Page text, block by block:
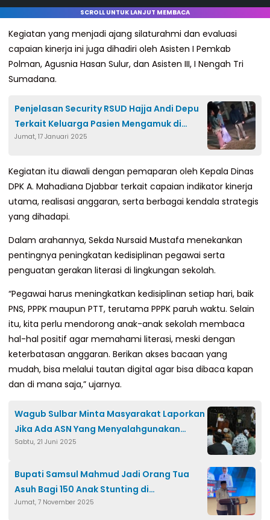
SCROLL UNTUK LANJUT MEMBACA
Kegiatan yang menjadi ajang silaturahmi dan evaluasi
capaian kinerja ini juga dihadiri oleh Asisten I Pemkab
Polman, Agusnia Hasan Sulur, dan Asisten III, I Nengah Tri
Sumadana.
Penjelasan Security RSUD Hajja Andi Depu
Terkait Keluarga Pasien Mengamuk di
Rumah Sakit
Jumat, 17 Januari 2025
Kegiatan itu diawali dengan pemaparan oleh Kepala Dinas
DPK A. Mahadiana Djabbar terkait capaian indikator kinerja
utama, realisasi anggaran, serta berbagai kendala strategis
yang dihadapi.
Dalam arahannya, Sekda Nursaid Mustafa menekankan
pentingnya peningkatan kedisiplinan pegawai serta
penguatan gerakan literasi di lingkungan sekolah.
“Pegawai harus meningkatkan kedisiplinan setiap hari, baik
PNS, PPPK maupun PTT, terutama PPPK paruh waktu. Selain
itu, kita perlu mendorong anak-anak sekolah membaca
hal-hal positif agar memahami literasi, meski dengan
keterbatasan anggaran. Berikan akses bacaan yang
mudah, bisa melalui tautan digital agar bisa dibaca kapan
dan di mana saja,” ujarnya.
Wagub Sulbar Minta Masyarakat Laporkan
Jika Ada ASN Yang Menyalahgunakan
Wewenang
Sabtu, 21 Juni 2025
Bupati Samsul Mahmud Jadi Orang Tua
Asuh Bagi 150 Anak Stunting di
Campalagian
Jumat, 7 November 2025